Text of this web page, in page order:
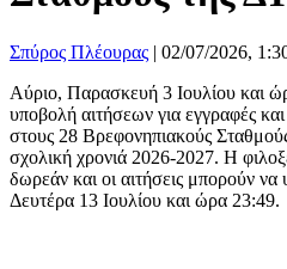
Σπύρος Πλέουρας | 02/07/2026,
Αύριο, Παρασκευή 3 Ιουλίου και
υποβολή αιτήσεων για εγγραφές
στους 28 Βρεφονηπιακούς
σχολική χρονιά 2026-2027. Η
δωρεάν και οι αιτήσεις μπορούν να
Δευτέρα 13 Ιουλίου και ώρα 23:49.